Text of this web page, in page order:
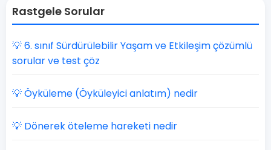
Rastgele Sorular
💡 6. sınıf Sürdürülebilir Yaşam ve Etkileşim çözümlü
sorular ve test çöz
💡 Öyküleme (Öyküleyici anlatım) nedir
💡 Dönerek öteleme hareketi nedir